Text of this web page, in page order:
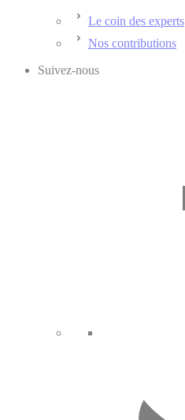
Le coin des experts
Nos contributions
Suivez-nous